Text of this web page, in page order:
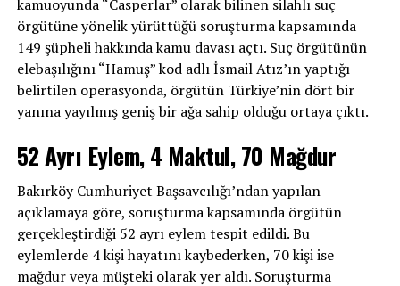
kamuoyunda “Casperlar” olarak bilinen silahlı suç
örgütüne yönelik yürüttüğü soruşturma kapsamında
149 şüpheli hakkında kamu davası açtı. Suç örgütünün
elebaşılığını “Hamuş” kod adlı İsmail Atız’ın yaptığı
belirtilen operasyonda, örgütün Türkiye’nin dört bir
yanına yayılmış geniş bir ağa sahip olduğu ortaya çıktı.
52 Ayrı Eylem, 4 Maktul, 70 Mağdur
Bakırköy Cumhuriyet Başsavcılığı’ndan yapılan
açıklamaya göre, soruşturma kapsamında örgütün
gerçekleştirdiği 52 ayrı eylem tespit edildi. Bu
eylemlerde 4 kişi hayatını kaybederken, 70 kişi ise
mağdur veya müşteki olarak yer aldı. Soruşturma